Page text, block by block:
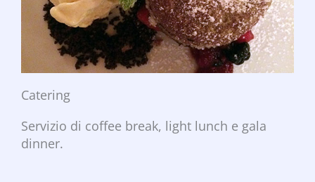
Catering
Servizio di coffee break, light lunch e gala
dinner.